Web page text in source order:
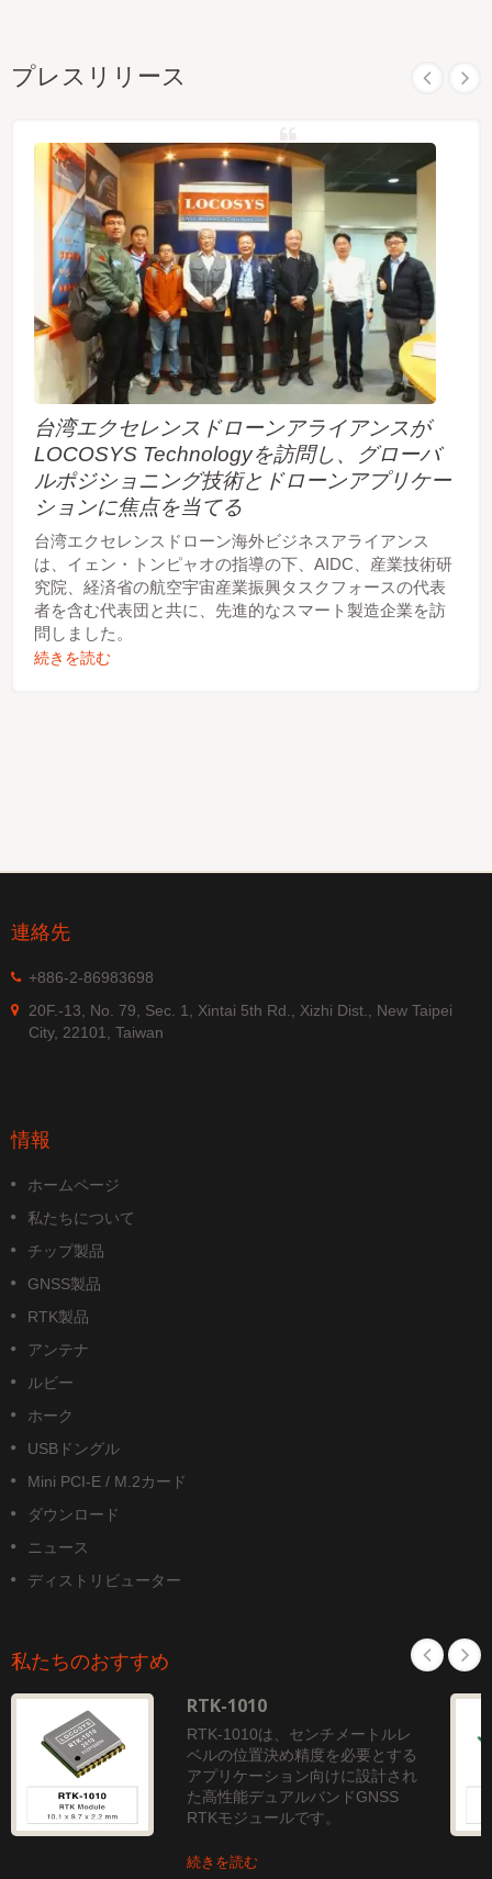
プレスリリース
台湾エクセレンスドローンアライアンスが
LOCOSYS Technologyを訪問し、グローバ
ルポジショニング技術とドローンアプリケー
ションに焦点を当てる
台湾エクセレンスドローン海外ビジネスアライアンス
は、イェン・トンピャオの指導の下、AIDC、産業技術研
究院、経済省の航空宇宙産業振興タスクフォースの代表
者を含む代表団と共に、先進的なスマート製造企業を訪
問しました。
続きを読む
連絡先
+886-2-86983698
20F.-13, No. 79, Sec. 1, Xintai 5th Rd., Xizhi Dist., New Taipei
City, 22101, Taiwan
情報
ホームページ
私たちについて
チップ製品
GNSS製品
RTK製品
アンテナ
ルビー
ホーク
USBドングル
Mini PCI-E / M.2カード
ダウンロード
ニュース
ディストリビューター
私たちのおすすめ
RTK-1010
RTK-1010は、センチメートルレ
ベルの位置決め精度を必要とする
アプリケーション向けに設計され
た高性能デュアルバンドGNSS
RTKモジュールです。
続きを読む